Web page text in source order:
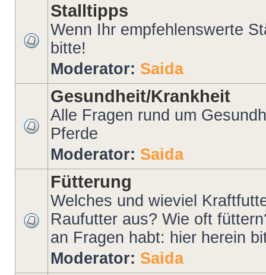
Stalltipps
Wenn Ihr empfehlenswerte
bitte!
Moderator: Saida
Gesundheit/Krankheit
Alle Fragen rund um
Pferde
Moderator: Saida
Fütterung
Welches und wieviel
Raufutter aus? Wie oft
an Fragen habt: hier herein
Moderator: Saida